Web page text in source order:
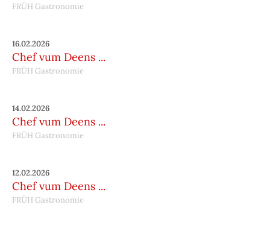
FRÜH Gastronomie
16.02.2026
Chef vum Deens ...
FRÜH Gastronomie
14.02.2026
Chef vum Deens ...
FRÜH Gastronomie
12.02.2026
Chef vum Deens ...
FRÜH Gastronomie